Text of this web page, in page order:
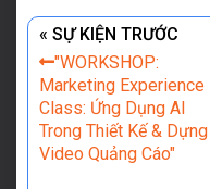
« SỰ KIỆN TRƯỚC
"WORKSHOP:
Marketing Experience
Class: Ứng Dụng AI
Trong Thiết Kế & Dựng
Video Quảng Cáo"